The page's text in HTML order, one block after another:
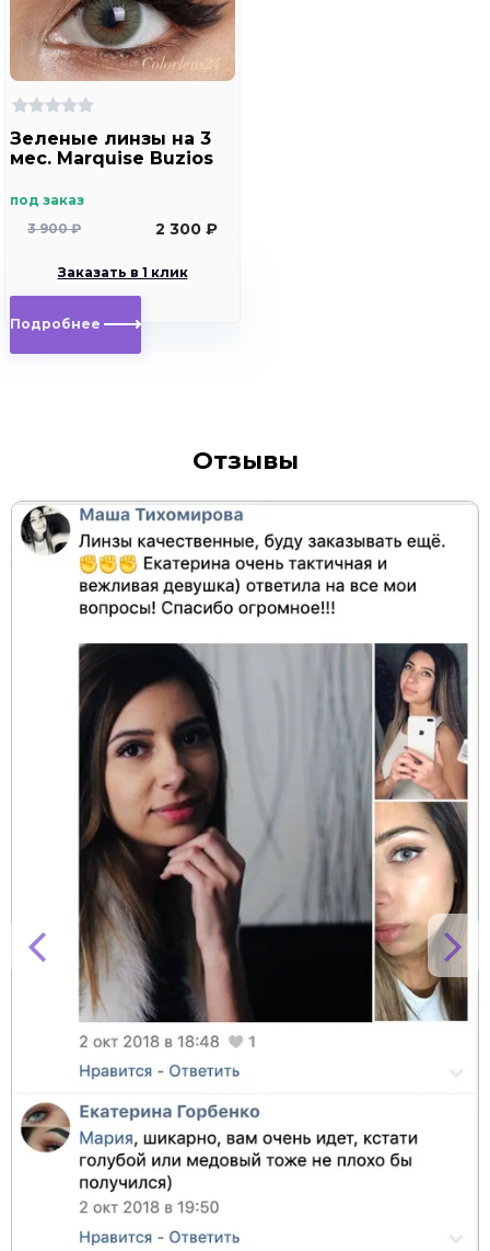
Зеленые линзы на 3
мес. Marquise Buzios
под заказ
3 900 ₽
2 300 ₽
Заказать в 1 клик
Подробнее
Отзывы